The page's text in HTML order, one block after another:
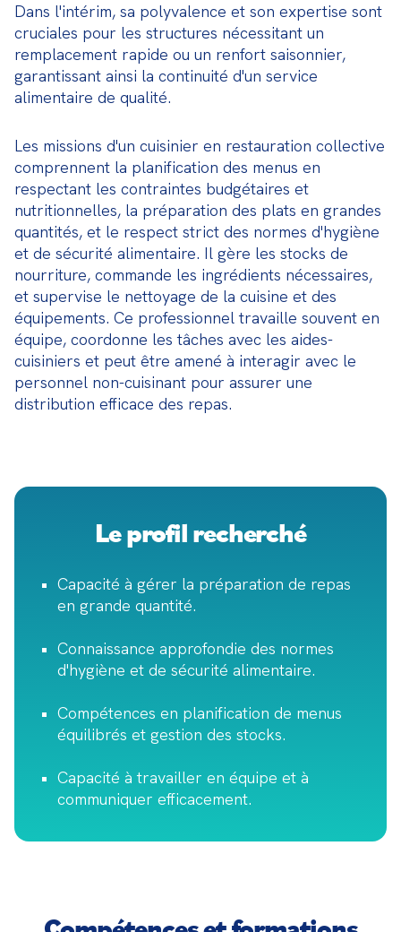
Dans l'intérim, sa polyvalence et son expertise sont
cruciales pour les structures nécessitant un
remplacement rapide ou un renfort saisonnier,
garantissant ainsi la continuité d'un service
alimentaire de qualité.
Les missions d'un cuisinier en restauration collective
comprennent la planification des menus en
respectant les contraintes budgétaires et
nutritionnelles, la préparation des plats en grandes
quantités, et le respect strict des normes d'hygiène
et de sécurité alimentaire. Il gère les stocks de
nourriture, commande les ingrédients nécessaires,
et supervise le nettoyage de la cuisine et des
équipements. Ce professionnel travaille souvent en
équipe, coordonne les tâches avec les aides-
cuisiniers et peut être amené à interagir avec le
personnel non-cuisinant pour assurer une
distribution efficace des repas.
Le profil recherché
Capacité à gérer la préparation de repas
en grande quantité.
Connaissance approfondie des normes
d'hygiène et de sécurité alimentaire.
Compétences en planification de menus
équilibrés et gestion des stocks.
Capacité à travailler en équipe et à
communiquer efficacement.